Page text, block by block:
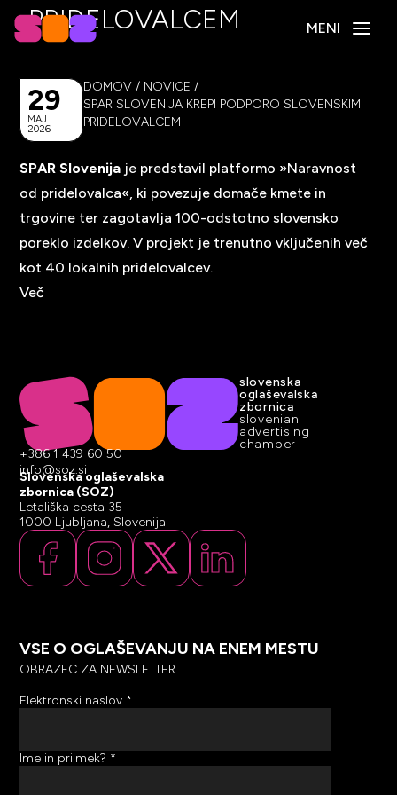
MENI
PRIDELOVALCEM
29
MAJ.
2026
DOMOV / NOVICE /
SPAR SLOVENIJA KREPI PODPORO SLOVENSKIM
PRIDELOVALCEM
SPAR Slovenija je predstavil platformo »Naravnost
od pridelovalca«, ki povezuje domače kmete in
trgovine ter zagotavlja 100-odstotno slovensko
poreklo izdelkov. V projekt je trenutno vključenih več
kot 40 lokalnih pridelovalcev.
Več
slovenska
oglaševalska
zbornica
slovenian
advertising
chamber
+386 1 439 60 50
info@soz.si
Slovenska oglaševalska
zbornica (SOZ)
Letališka cesta 35
1000 Ljubljana, Slovenija
VSE O OGLAŠEVANJU NA ENEM MESTU
OBRAZEC ZA NEWSLETTER
Elektronski naslov *
Ime in priimek? *